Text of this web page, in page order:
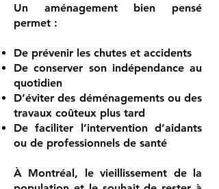
Un aménagement bien pensé
permet :
De prévenir les chutes et accidents
De conserver son indépendance au
quotidien
D’éviter des déménagements ou des
travaux coûteux plus tard
De faciliter l’intervention d’aidants
ou de professionnels de santé
À Montréal, le vieillissement de la